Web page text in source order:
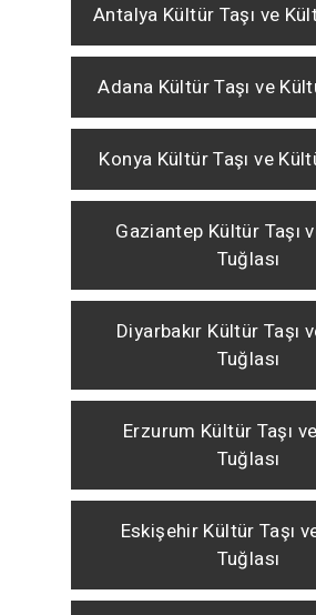
Antalya Kültür Taşı ve
Adana Kültür Taşı ve
Konya Kültür Taşı ve
Gaziantep Kültür Taşı
Tuğlası
Diyarbakır Kültür Taşı
Tuğlası
Erzurum Kültür Taşı
Tuğlası
Eskişehir Kültür Taşı
Tuğlası